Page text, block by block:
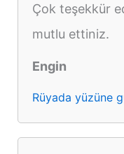
Çok teşekkür
mutlu ettiniz.
Engin
Rüyada yüzüne